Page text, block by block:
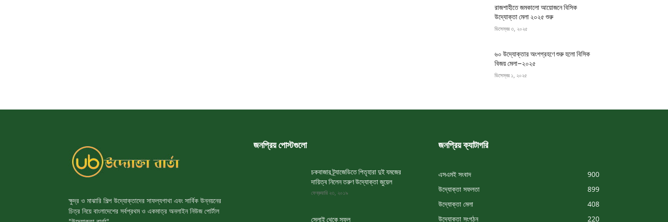
রাজশাহীতে জমকালো আয়োজনে বিসিক
উদ্যোক্তা মেলা ২০২৫ শুরু
ডিসেম্বর ৩, ২০২৫
৬০ উদ্যোক্তার অংশগ্রহণে শুরু হলো বিসিক
বিজয় মেলা–২০২৫
ডিসেম্বর ১, ২০২৫
ক্ষুদ্র ও মাঝারি শিল্প উদ্যোক্তাদের সাফল্যগাথা এবং সার্বিক উন্নয়নের
চিত্র নিয়ে বাংলাদেশের সর্বপ্রথম ও একমাত্র অনলাইন নিউজ পোর্টাল
জনপ্রিয় পোস্টগুলো
চকবাজার ট্র্যাজেডিতে পিতৃহারা দুই যমজের
দায়িত্ব নিলেন তরুণ উদ্যোক্তা জুয়েল
ফেব্রুয়ারি ২৩, ২০১৯
সেলাই থেকে সফল
জনপ্রিয় ক্যাটাগরি
এসএমই সংবাদ
900
উদ্যোক্তা সফলতা
899
উদ্যোক্তা মেলা
408
উদ্যোক্তা সংগঠন
220